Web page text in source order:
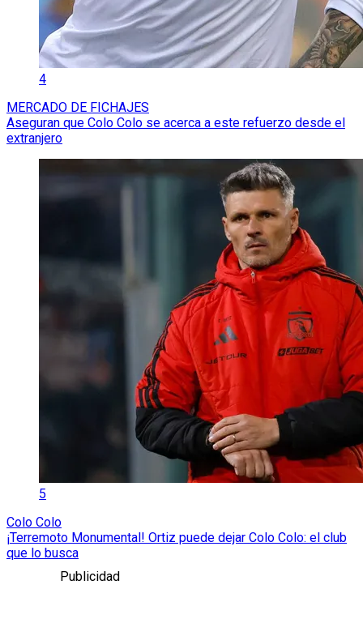
4
MERCADO DE FICHAJES
Aseguran que Colo Colo se acerca a este refuerzo desde el
extranjero
5
Colo Colo
¡Terremoto Monumental! Ortiz puede dejar Colo Colo: el club
que lo busca
Publicidad